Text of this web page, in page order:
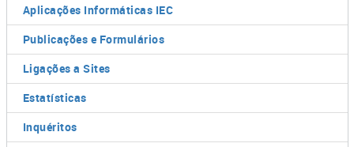
Aplicações Informáticas IEC
Publicações e Formulários
Ligações a Sites
Estatísticas
Inquéritos